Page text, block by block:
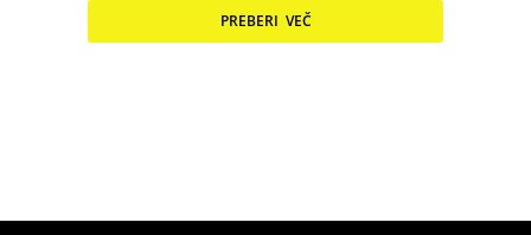
PREBERI VEČ